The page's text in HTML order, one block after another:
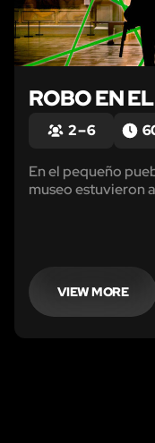
ROBO EN
2 – 6
En el pequeño
museo estuvieron
VIEW MORE